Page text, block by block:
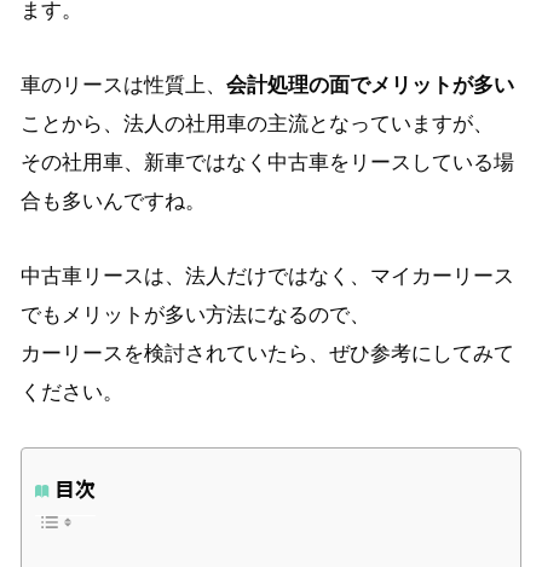
ます。
車のリースは性質上、 会計処理の面でメリットが多い
ことから、法人の社用車の主流となっていますが、
その社用車、新車ではなく中古車をリースしている場
合も多いんですね。
中古車リースは、法人だけではなく、マイカーリース
でもメリットが多い方法になるので、
カーリースを検討されていたら、ぜひ参考にしてみて
ください。
目次